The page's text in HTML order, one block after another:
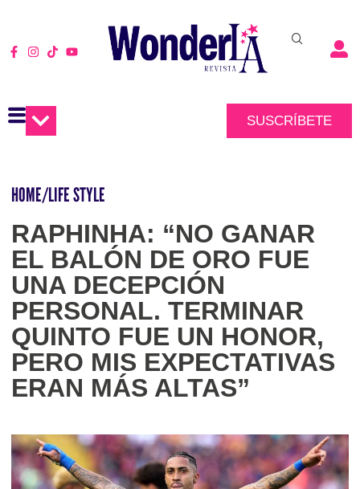
SUSCRÍBETE
HOME/LIFE STYLE
RAPHINHA: “NO GANAR
EL BALÓN DE ORO FUE
UNA DECEPCIÓN
PERSONAL. TERMINAR
QUINTO FUE UN HONOR,
PERO MIS EXPECTATIVAS
ERAN MÁS ALTAS”